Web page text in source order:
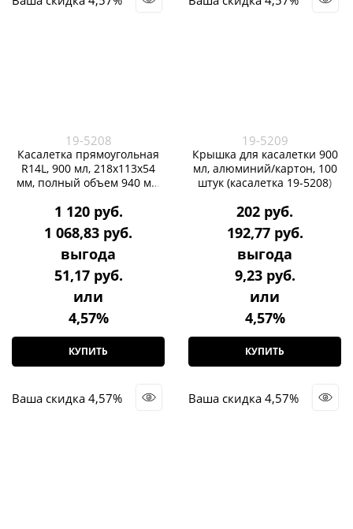
19-5208
Касалетка прямоугольная
R14L, 900 мл, 218х113х54
мм, полный объем 940 мл,
1 120 руб.
1 068,83 руб.
выгода
51,17 руб.
или
4,57%
КУПИТЬ
19-5209
Крышка для касалетки 900
мл, алюминий/картон, 100
штук (касалетка 19-5208)
202 руб.
192,77 руб.
выгода
9,23 руб.
или
4,57%
КУПИТЬ
Ваша скидка 4,57% Ваша скидка 4,57%